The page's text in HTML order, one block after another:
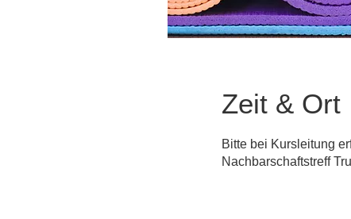
Zeit & Ort
Bitte bei Kursleitung
Nachbarschaftstreff